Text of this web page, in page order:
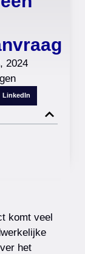
2024
LinkedIn
komt veel
het